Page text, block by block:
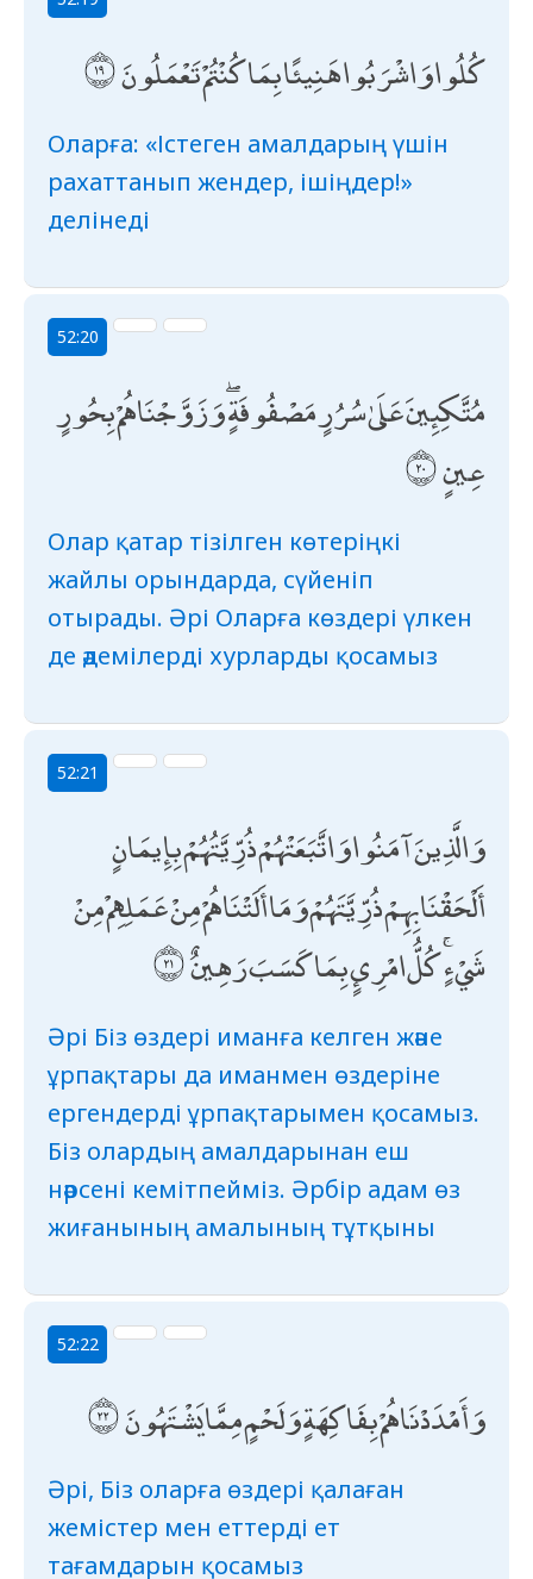
كُلُوا وَاشْرَبُوا هَنِيئًا بِمَا كُنْتُمْ تَعْمَلُونَ
Оларға: «Істеген амалдарың үшін
рахаттанып жендер, ішіңдер!»
делінеді
52:20
مُتَّكِئِينَ عَلَىٰ سُرُرٍ مَصْفُوفَةٍ ۖ وَزَوَّجْنَاهُمْ بِحُورٍ
عِينٍ
Олар қатар тізілген көтеріңкі
жайлы орындарда, сүйеніп
отырады. Әрі Оларға көздері үлкен
де әдемілерді хурларды қосамыз
52:21
وَالَّذِينَ آمَنُوا وَاتَّبَعَتْهُمْ ذُرِّيَّتُهُمْ بِإِيمَانٍ
أَلْحَقْنَا بِهِمْ ذُرِّيَّتَهُمْ وَمَا أَلَتْنَاهُمْ مِنْ عَمَلِهِمْ مِنْ
شَيْءٍ ۚ كُلُّ امْرِئٍ بِمَا كَسَبَ رَهِينٌ
Әрі Біз өздері иманға келген және
ұрпақтары да иманмен өздеріне
ергендерді ұрпақтарымен қосамыз.
Біз олардың амалдарынан еш
нәрсені кемітпейміз. Әрбір адам өз
жиғанының амалының тұтқыны
52:22
وَأَمْدَدْنَاهُمْ بِفَاكِهَةٍ وَلَحْمٍ مِمَّا يَشْتَهُونَ
Әрі, Біз оларға өздері қалаған
жемістер мен еттерді ет
тағамдарын қосамыз